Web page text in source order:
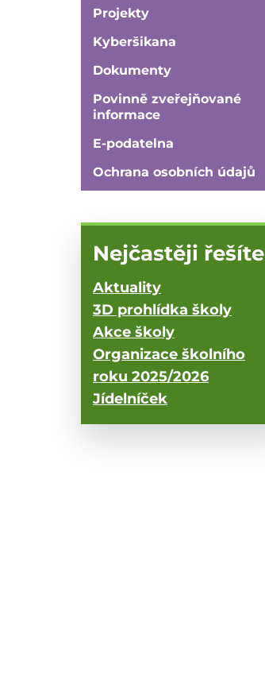
Projekty
Kyberšikana
Dokumenty
Povinně zveřejňované
informace
E-podatelna
Ochrana osobních údajů
Nejčastěji řešíte
Aktuality
3D prohlídka školy
Akce školy
Organizace školního
roku 2025/2026
Jídelníček